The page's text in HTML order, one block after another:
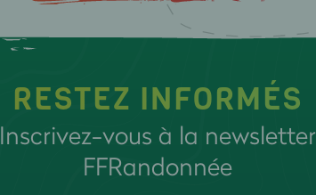
RESTEZ INFORMÉS
Inscrivez-vous à la newsletter
FFRandonnée